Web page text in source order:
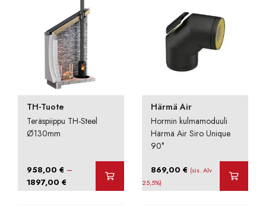
TH-Tuote
Teräspiippu TH-Steel
Ø130mm
958,00€ –
1897,00€ Hintaluokka:
958,00 €
Härmä Air
Hormin kulmamoduuli
Härmä Air Siro Unique
90°
869,00€ (sis. Alv
25,5%)